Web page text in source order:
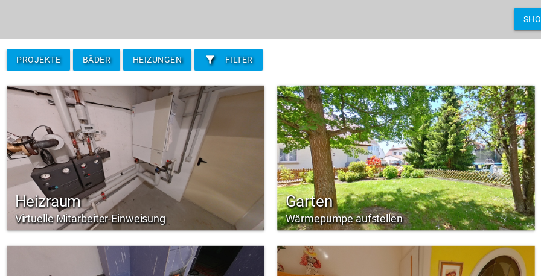
PROJEKTE BÄDER HEIZUNGEN filter_alt FILTER
Heizraum
Virtuelle Mitarbeiter-Einweisung
Garten
Wärmepumpe aufstellen